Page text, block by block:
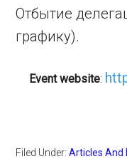
Отбытие
графику).
Event website:
Filed Under:Articles And